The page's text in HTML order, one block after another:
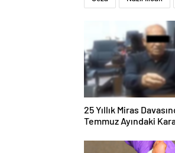
25 Yıllık Miras
Temmuz Ayındaki